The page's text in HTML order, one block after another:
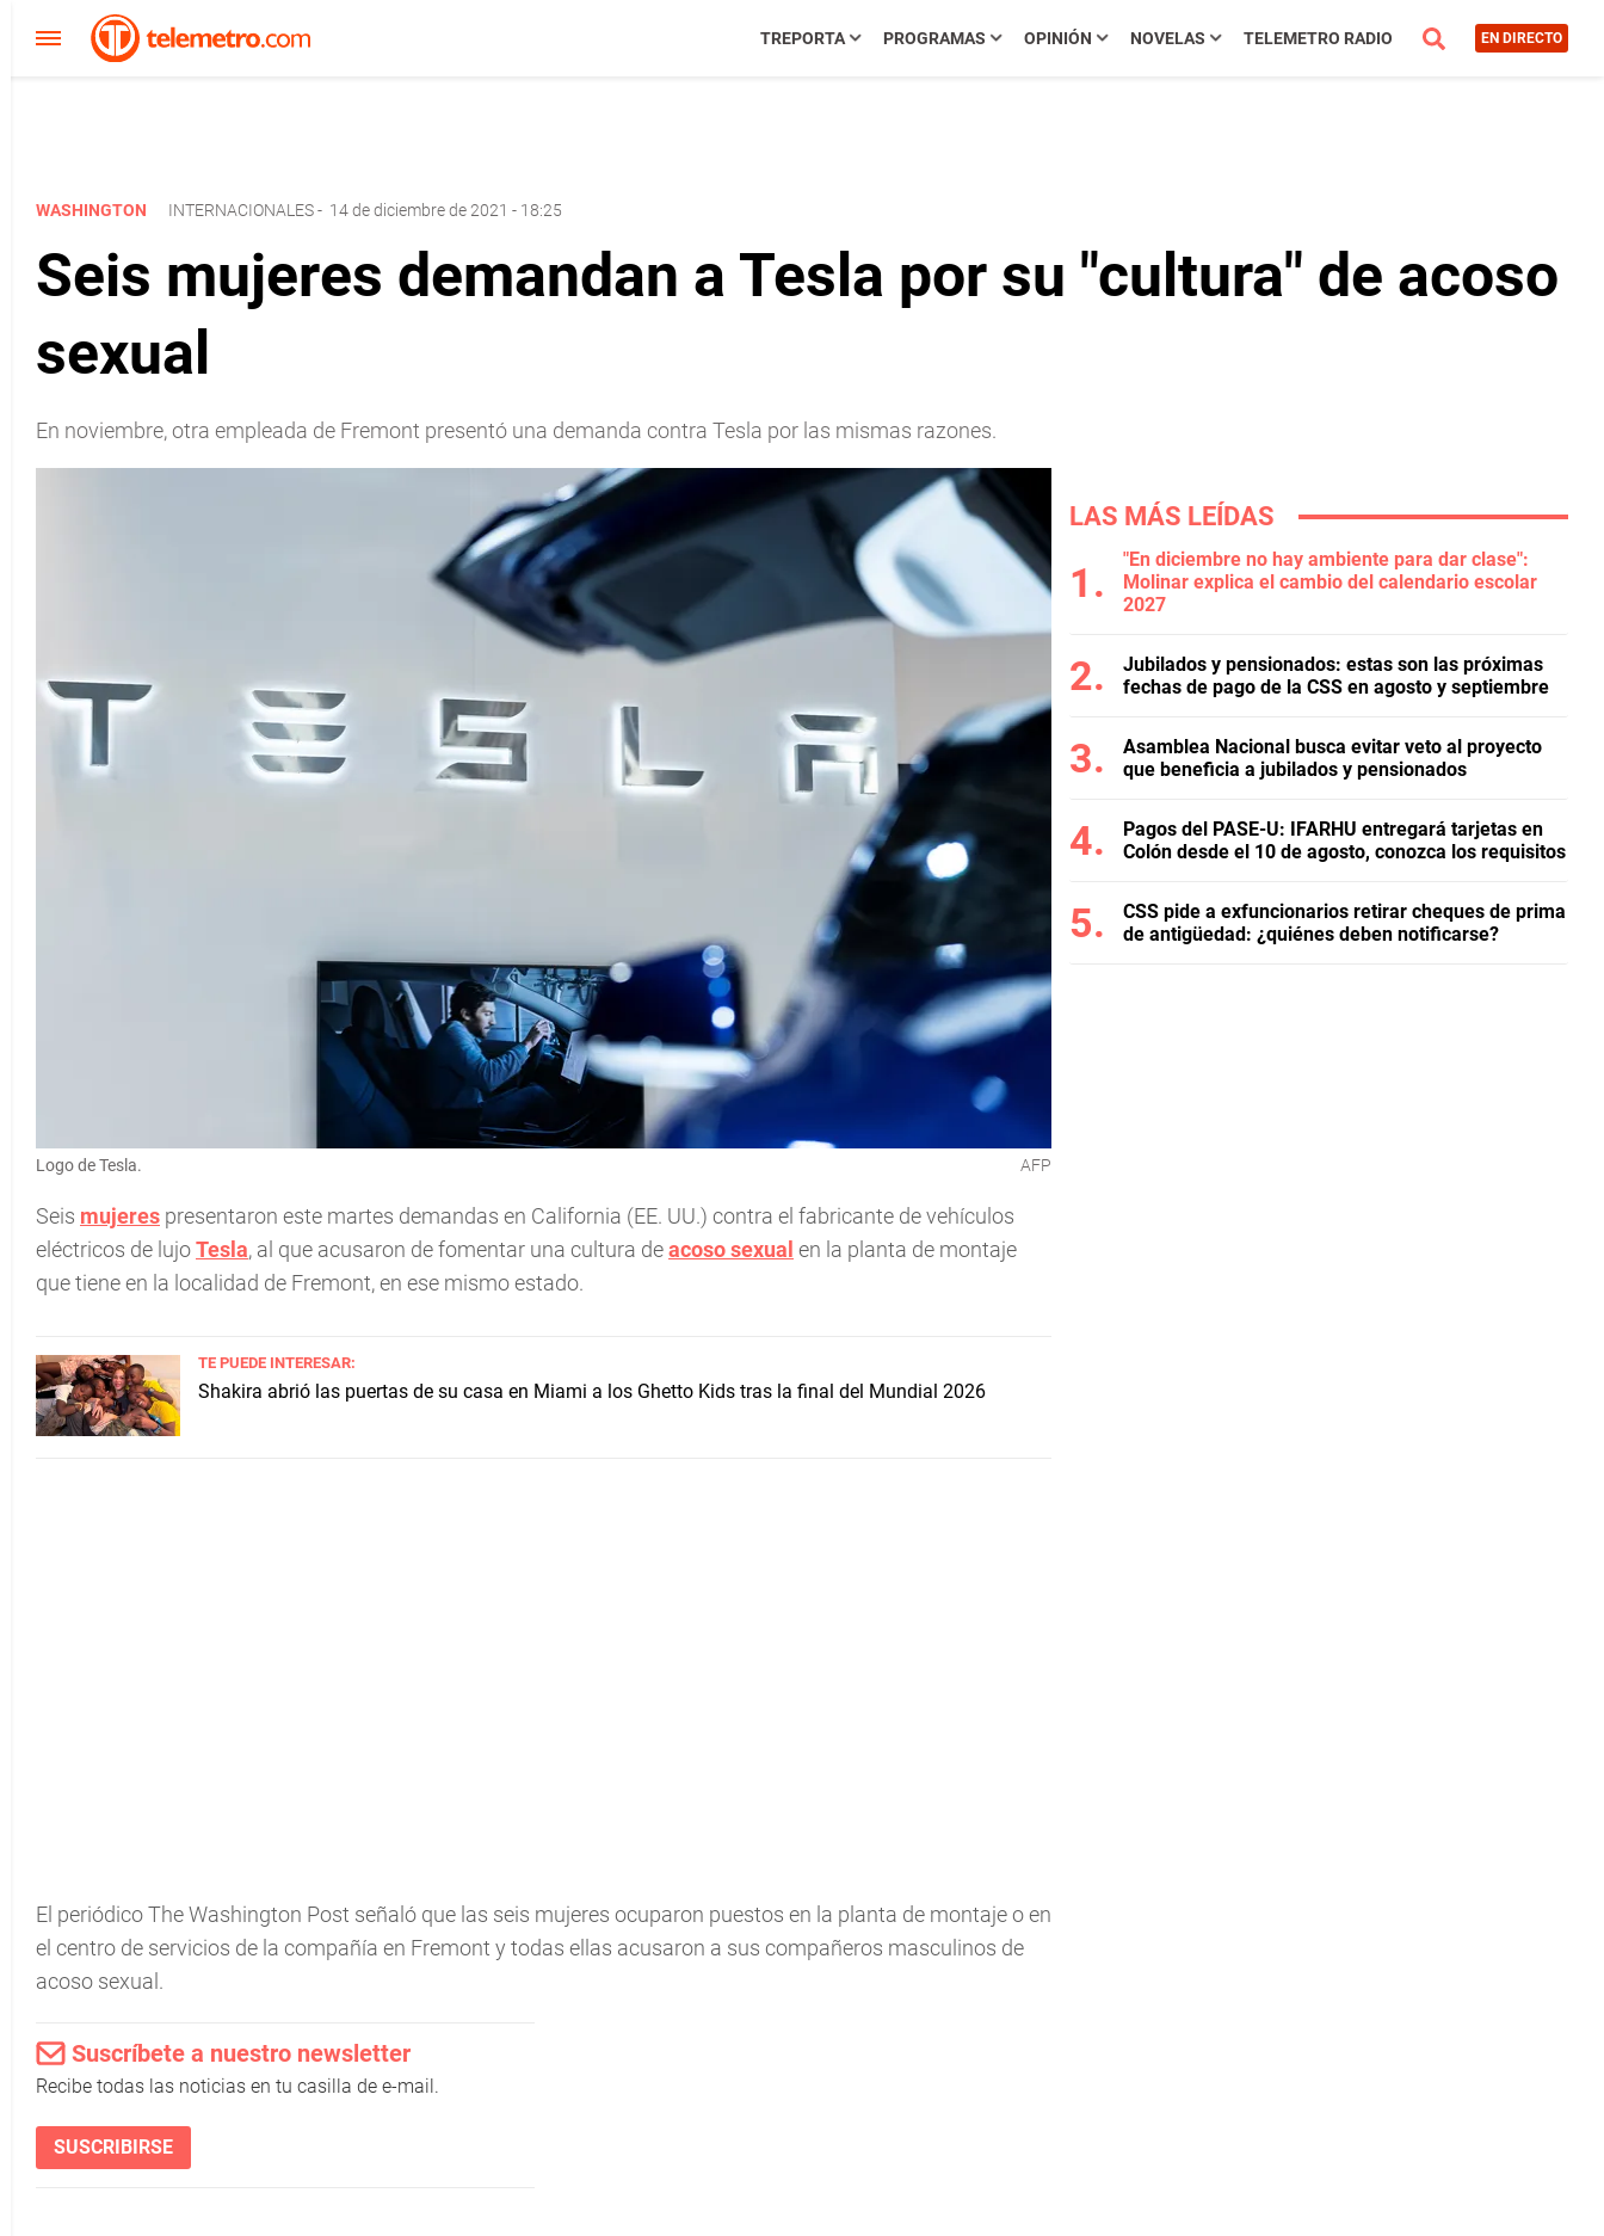
TREPORTA PROGRAMAS OPINIÓN NOVELAS TELEMETRO RADIO EN DIRECTO
WASHINGTON INTERNACIONALES- 14 de diciembre de 2021 - 18:25
Seis mujeres demandan a Tesla por su "cultura" de acoso
sexual
En noviembre, otra empleada de Fremont presentó una demanda contra Tesla por las mismas razones.
Logo de Tesla. AFP
Seis mujeres presentaron este martes demandas en California (EE. UU.) contra el fabricante de vehículos
eléctricos de lujoTesla, al que acusaron de fomentar una cultura deacoso sexual en la planta de montaje
que tiene en la localidad de Fremont, en ese mismo estado.
TE PUEDE INTERESAR:
Shakira abrió las puertas de su casa en Miami a los Ghetto Kids tras la final del Mundial 2026
El periódico The Washington Post señaló que las seis mujeres ocuparon puestos en la planta de montaje o en
el centro de servicios de la compañía en Fremont y todas ellas acusaron a sus compañeros masculinos de
acoso sexual.
Suscríbete a nuestro newsletter
Recibe todas las noticias en tu casilla de e-mail.
SUSCRIBIRSE
LAS MÁS LEÍDAS
"En diciembre no hay ambiente para dar clase":
Molinar explica el cambio del calendario escolar
2027
Jubilados y pensionados: estas son las próximas
fechas de pago de la CSS en agosto y septiembre
Asamblea Nacional busca evitar veto al proyecto
que beneficia a jubilados y pensionados
Pagos del PASE-U: IFARHU entregará tarjetas en
Colón desde el 10 de agosto, conozca los requisitos
CSS pide a exfuncionarios retirar cheques de prima
de antigüedad: ¿quiénes deben notificarse?